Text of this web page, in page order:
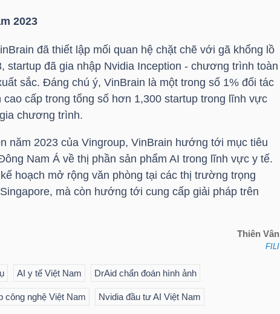
2023
đã thiết lập mối quan hệ chặt chẽ với gã khổng lồ
startup đã gia nhập Nvidia Inception - chương trình toàn
sắc. Đáng chú ý, VinBrain là một trong số 1% đối tác
cấp trong tổng số hơn 1,300 startup trong lĩnh vực
chương trình.
năm 2023 của Vingroup, VinBrain hướng tới mục tiêu
Nam Á về thị phần sản phẩm AI trong lĩnh vực y tế.
hoạch mở rộng văn phòng tại các thị trường trọng
mà còn hướng tới cung cấp giải pháp trên
Thiên Vân
FILI
AI y tế Việt Nam DrAid chẩn đoán hình ảnh
công nghệ Việt Nam Nvidia đầu tư AI Việt Nam